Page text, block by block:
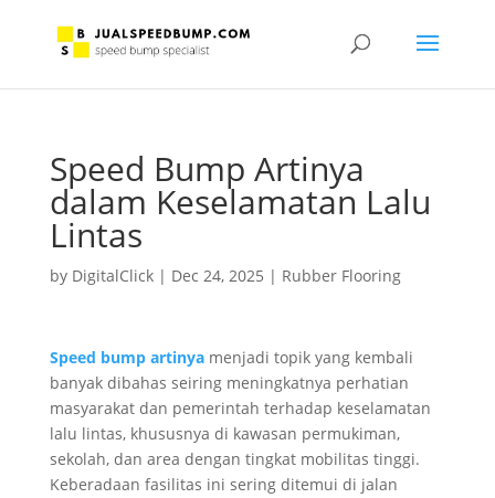
Speed Bump Artinya
dalam Keselamatan Lalu
Lintas
by DigitalClick| Dec 24, 2025 | Rubber Flooring
Speed bump artinya menjadi topik yang kembali
banyak dibahas seiring meningkatnya perhatian
masyarakat dan pemerintah terhadap keselamatan
lalu lintas, khususnya di kawasan permukiman,
sekolah, dan area dengan tingkat mobilitas tinggi.
Keberadaan fasilitas ini sering ditemui di jalan